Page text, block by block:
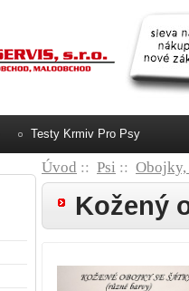
Testy Krmiv Pro Psy
Úvod :: Psi ::
Kožený